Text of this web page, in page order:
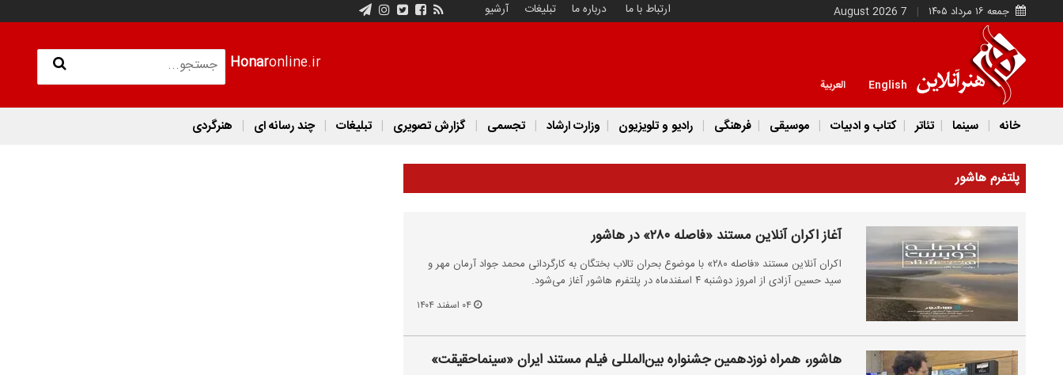
جمعه ۱۶ مرداد ۱۴۰۵ 7 August 2026 ارتباط با ما درباره ما تبلیغات آرشیو
Honaronline.ir
English العربية
خانه سینما تئاتر کتاب و ادبیات موسیقی فرهنگی رادیو و تلویزیون وزارت ارشاد تجسمی گزارش تصویری تبلیغات چند رسانه ای هنرگردی
پلتفرم هاشور
آغاز اکران آنلاین مستند «فاصله ۲۸۰» در هاشور
اکران آنلاین مستند «فاصله ۲۸۰» با موضوع بحران تالاب بختگان به کارگردانی محمد جواد آرمان مهر و
سید حسین آزادی از امروز دوشنبه ۴ اسفندماه در پلتفرم هاشور آغاز می‌شود.
۰۴ اسفند ۱۴۰۴
هاشور، همراه نوزدهمین جشنواره بین‌المللی فیلم مستند ایران «سینماحقیقت»